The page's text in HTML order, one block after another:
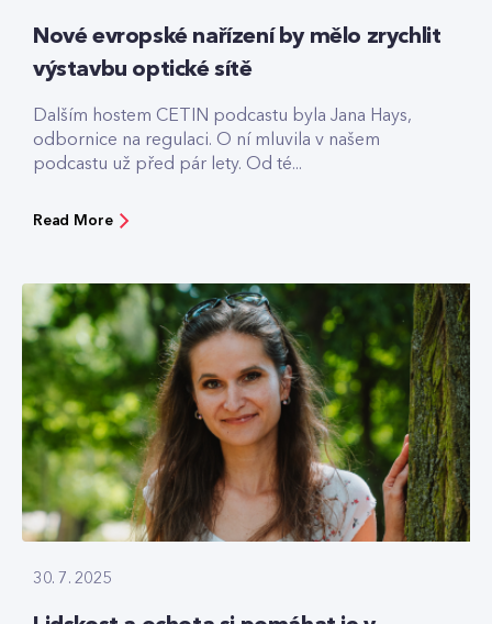
Nové evropské nařízení by mělo zrychlit
výstavbu optické sítě
Dalším hostem CETIN podcastu byla Jana Hays,
odbornice na regulaci. O ní mluvila v našem
podcastu už před pár lety. Od té...
Read More
30. 7. 2025